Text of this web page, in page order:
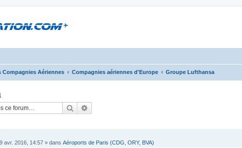
Compagnies Aériennes Compagnies aériennes d'Europe Groupe Lufthansa
Rechercher
avr. 2016, 14:57 » dans Aéroports de Paris (CDG, ORY, BVA)